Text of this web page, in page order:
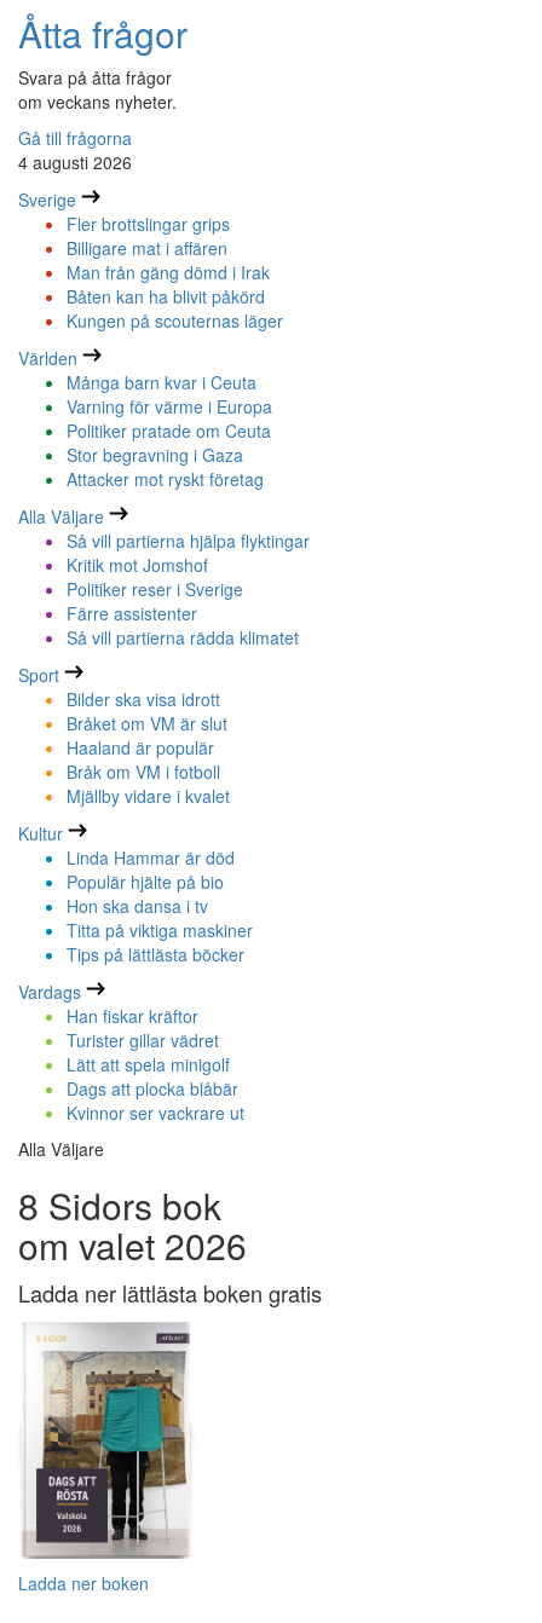
Åtta frågor
Svara på åtta frågor
om veckans nyheter.
Gå till frågorna
4 augusti 2026
Sverige
Fler brottslingar grips
Billigare mat i affären
Man från gäng dömd i Irak
Båten kan ha blivit påkörd
Kungen på scouternas läger
Världen
Många barn kvar i Ceuta
Varning för värme i Europa
Politiker pratade om Ceuta
Stor begravning i Gaza
Attacker mot ryskt företag
Alla Väljare
Så vill partierna hjälpa flyktingar
Kritik mot Jomshof
Politiker reser i Sverige
Färre assistenter
Så vill partierna rädda klimatet
Sport
Bilder ska visa idrott
Bråket om VM är slut
Haaland är populär
Bråk om VM i fotboll
Mjällby vidare i kvalet
Kultur
Linda Hammar är död
Populär hjälte på bio
Hon ska dansa i tv
Titta på viktiga maskiner
Tips på lättlästa böcker
Vardags
Han fiskar kräftor
Turister gillar vädret
Lätt att spela minigolf
Dags att plocka blåbär
Kvinnor ser vackrare ut
Alla Väljare
8 Sidors bok
om valet 2026
Ladda ner lättlästa boken gratis
Ladda ner boken